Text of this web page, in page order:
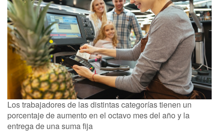
Los trabajadores de las distintas categorías tienen un
porcentaje de aumento en el octavo mes del año y la
entrega de una suma fija